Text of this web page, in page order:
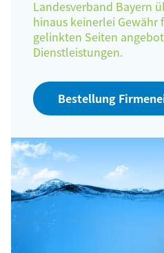
Landesverband Bayern
hinaus keinerlei Gewähr
gelinkten Seiten
Dienstleistungen.
Bestellung